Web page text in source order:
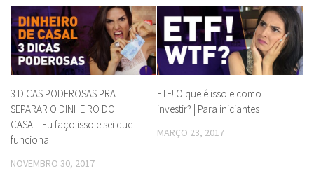
3 DICAS PODEROSAS PRA
SEPARAR O DINHEIRO DO
CASAL! Eu faço isso e sei que
funciona!
NOVEMBRO 30, 2017
ETF! O que é isso e como
investir? | Para iniciantes
MARÇO 23, 2017